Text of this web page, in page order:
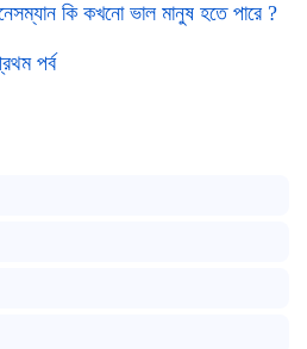
কি কখনো ভাল মানুষ হতে পারে ?
পর্ব